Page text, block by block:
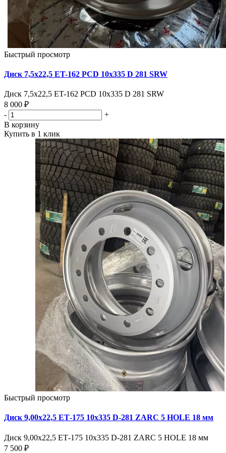
Быстрый просмотр
Диск 7,5х22,5 ET-162 PCD 10x335 D 281 SRW
Диск 7,5х22,5 ET-162 PCD 10x335 D 281 SRW
8 000 ₽
-
+
В корзину
Купить в 1 клик
Быстрый просмотр
Диск 9,00х22,5 ЕТ-175 10х335 D-281 ZARC 5 HOLE 18 мм
Диск 9,00х22,5 ЕТ-175 10х335 D-281 ZARC 5 HOLE 18 мм
7 500 ₽